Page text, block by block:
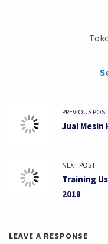
PREVIOUS
Jual Mesin
NEXT POST
Training
2018
LEAVE A RESPONSE